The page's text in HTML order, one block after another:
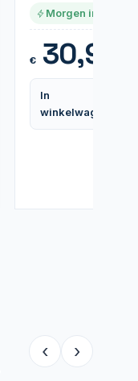
Morgen in huis
€30,95
In
winkelwagen
‹ ›